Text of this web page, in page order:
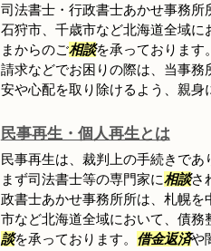
司法書士・行政書士あかせ事務所
石狩市、千歳市など北海道全域に
まからのご相談を承っております。
請求などでお困りの際は、当事務
安や心配を取り除けるよう、親身
民事再生・個人再生とは
民事再生は、裁判上の手続きで
まず司法書士等の専門家に相談さ
政書士あかせ事務所所は、札幌を
市など北海道全域において、債
談を承っております。 借金返済や